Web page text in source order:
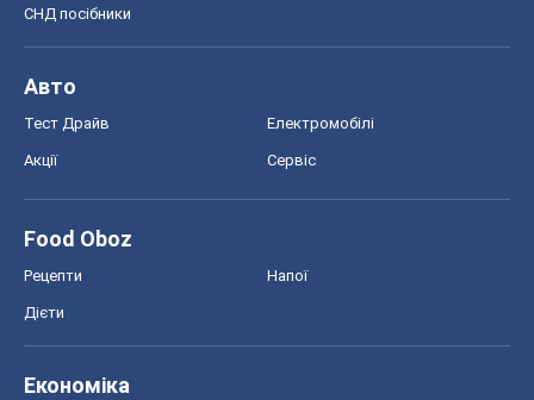
СНД посібники
Авто
Тест Драйв Електромобілі
Акції Сервіс
Food Oboz
Рецепти Напої
Дієти
Економіка